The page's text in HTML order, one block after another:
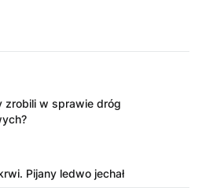
zrobili w sprawie dróg
Pijany ledwo jechał